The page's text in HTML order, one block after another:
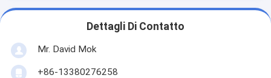
Dettagli Di Contatto
Mr. David Mok
+86-13380276258